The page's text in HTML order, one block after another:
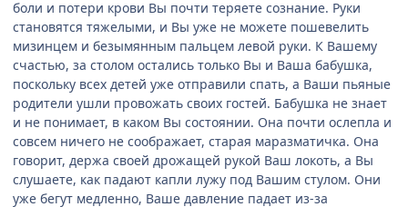
боли и потери крови Вы почти теряете сознание. Руки
становятся тяжелыми, и Вы уже не можете пошевелить
мизинцем и безымянным пальцем левой руки. К Вашему
счастью, за столом остались только Вы и Ваша бабушка,
поскольку всех детей уже отправили спать, а Ваши пьяные
родители ушли провожать своих гостей. Бабушка не знает
и не понимает, в каком Вы состоянии. Она почти ослепла и
совсем ничего не соображает, старая маразматичка. Она
говорит, держа своей дрожащей рукой Ваш локоть, а Вы
слушаете, как падают капли лужу под Вашим стулом. Они
уже бегут медленно, Ваше давление падает из-за